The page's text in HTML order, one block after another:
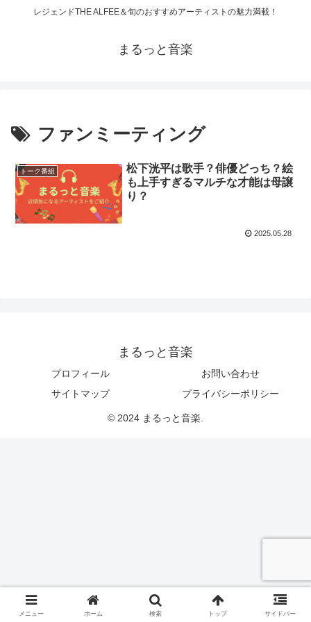
レジェンドTHE ALFEE＆旬のおすすめアーティストの魅力満載！
まるっと音楽
ファンミーティング
トーク番組
松下洸平は歌手？俳優どっち？絵
も上手すぎるマルチな才能は母譲
り？
2025.05.28
まるっと音楽
プロフィール
お問い合わせ
サイトマップ
プライバシーポリシー
© 2024 まるっと音楽.
メニュー ホーム 検索 トップ サイドバー